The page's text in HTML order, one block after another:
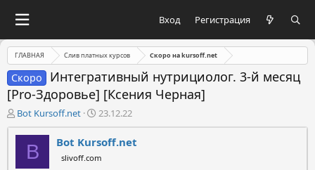
Вход Регистрация
ГЛАВНАЯ Слив платных курсов Скоро на kursoff.net
Скоро
Интегративный нутрициолог. 3-й месяц
[Pro-Здоровье] [Ксения Черная]
А
в
т
Bot Kursoff.net
Д
а
т
а
н
23.12.22
B Bot Kursoff.net
slivoff.com